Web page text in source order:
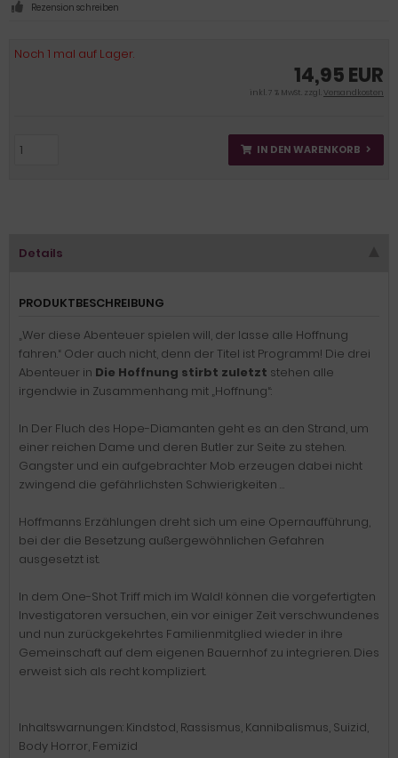
Noch 1 mal auf Lager.
14,95 EUR
inkl. 7 % MwSt. zzgl.Versandkosten
IN DEN WARENKORB
Rezension schreiben
Details
PRODUKTBESCHREIBUNG
„Wer diese Abenteuer spielen will, der lasse alle Hoffnung
fahren.“ Oder auch nicht, denn der Titel ist Programm! Die drei
Abenteuer in Die Hoffnung stirbt zuletzt stehen alle
irgendwie in Zusammenhang mit „Hoffnung“:
In Der Fluch des Hope-Diamanten geht es an den Strand, um
einer reichen Dame und deren Butler zur Seite zu stehen.
Gangster und ein aufgebrachter Mob erzeugen dabei nicht
zwingend die gefährlichsten Schwierigkeiten …
Hoffmanns Erzählungen dreht sich um eine Opernaufführung,
bei der die Besetzung außergewöhnlichen Gefahren
ausgesetzt ist.
In dem One-Shot Triff mich im Wald! können die vorgefertigten
Investigatoren versuchen, ein vor einiger Zeit verschwundenes
und nun zurückgekehrtes Familienmitglied wieder in ihre
Gemeinschaft auf dem eigenen Bauernhof zu integrieren. Dies
erweist sich als recht kompliziert.
Inhaltswarnungen: Kindstod, Rassismus, Kannibalismus, Suizid,
Body Horror, Femizid